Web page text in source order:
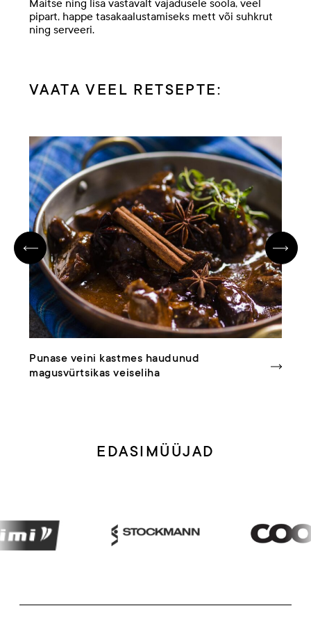
Maitse ning lisa vastavalt vajadusele soola, veel
pipart, happe tasakaalustamiseks mett või suhkrut
ning serveeri.
VAATA VEEL RETSEPTE:
Punase veini kastmes haudunud
magusvürtsikas veiseliha
EDASIMÜÜJAD